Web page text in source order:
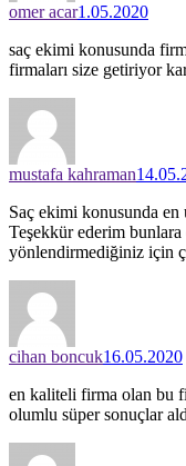
omer acar1.05.2020
saç ekimi konusunda
firmaları size getiriyor
mustafa kahraman
Saç ekimi konusunda en
Teşekkür ederim
yönlendirmediğiniz için
cihan boncuk16.05.2020
en kaliteli firma olan bu
olumlu süper sonuçlar